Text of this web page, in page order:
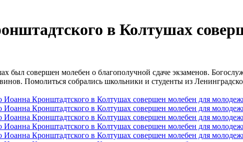
в Колтушах
был совершен молебен о благополучной сдаче экзаменов.
Помолиться собрались школьники и студенты из